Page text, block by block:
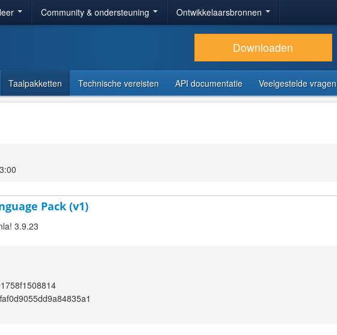
Community & ondersteuning Ontwikkelaarsbronnen
Downloaden
Taalpakketten Technische vereisten API documentatie Veelgestelde vragen
Pack (v1)
3.9.23